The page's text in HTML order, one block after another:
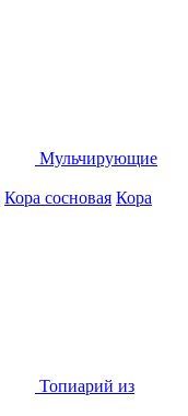
Мульчирующие
Кора сосновая Кора
Топиарий из